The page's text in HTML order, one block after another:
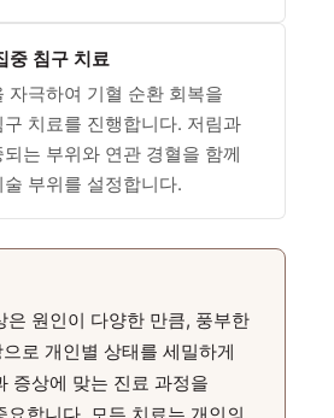
중 침구 치료
자극하여 기혈 순환 회복을
치료를 진행합니다. 저림과
는 부위와 연관 경혈을 함께
부위를 설정합니다.
은 원인이 다양한 만큼, 풍부한
로 개인별 상태를 세밀하게
증상에 맞는 진료 과정을